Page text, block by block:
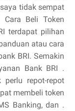
tidak sempat
Beli Token
terdapat pilihan
atau cara
BRI. Semakin
Bank BRI .
repot-repot
membeli token
Banking, dan .